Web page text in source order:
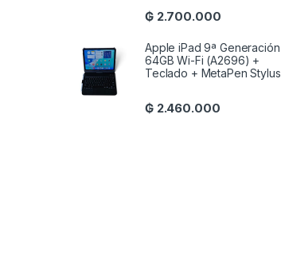
₲2.700.000
Apple iPad 9ª Generación
64GB Wi-Fi (A2696) +
Teclado + MetaPen Stylus
₲2.460.000